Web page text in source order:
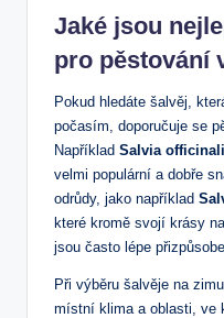
Jaké jsou
pro ‌pěstování
Pokud hledáte ⁤šalvěj,
počasím, doporučuje se
Například Salvia
velmi populární a dobře‌
odrůdy, jako například
které kromě svojí krásy
‌jsou často lépe
Při výběru⁣ šalvěje⁢ na
místní ​klima ​a oblasti, ve